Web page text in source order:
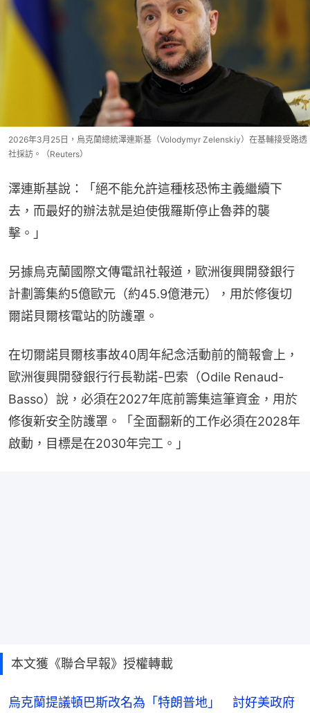
2026年3月25日，烏克蘭總統澤連斯基（Volodymyr Zelenskiy）在基輔接受路透
社採訪。（Reuters）
澤連斯基說：「絕不能允許這種核恐怖主義繼續下
去，而最好的辦法就是迫使俄羅斯停止魯莽的襲
擊。」
另據烏克蘭國際文傳電訊社報道，歐洲復興開發銀行
計劃籌集約5億歐元（約45.9億港元），用於修復切
爾諾貝爾核電站的防護罩。
在切爾諾貝爾核事故40周年紀念活動前的簡報會上，
歐洲復興開發銀行行長勒諾-巴索（Odile Renaud-
Basso）說，必須在2027年底前籌集這筆資金，用於
修復新安全防護罩。「全面翻新的工作必須在2028年
啟動，目標是在2030年完工。」
本文獲《聯合早報》授權轉載
烏克蘭提議頓巴斯改名為「特朗普地」 討好美政府